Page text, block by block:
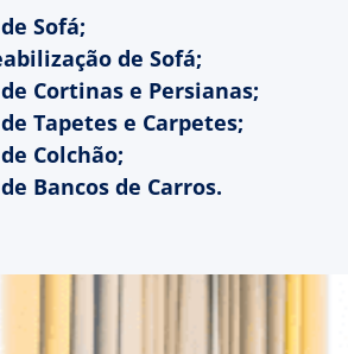
Sofá;
de Sofá;
Cortinas e Persianas;
Tapetes e Carpetes;
Colchão;
Bancos de Carros.